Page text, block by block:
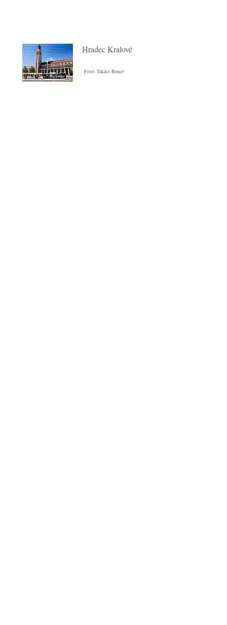
Hradec Kralové
Fotó: Takács Bence